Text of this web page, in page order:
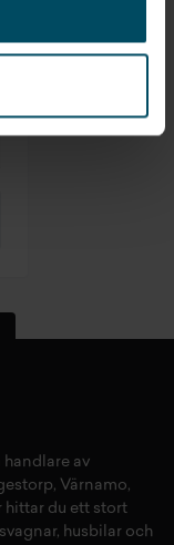
handlare av
, Värnamo,
hittar du ett stort
, husbilar och